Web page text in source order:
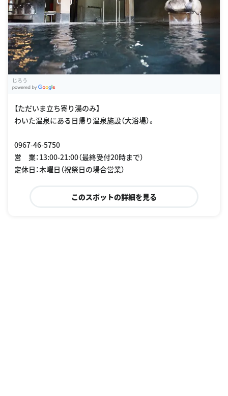
じろう
【ただいま立ち寄り湯のみ】
わいた温泉にある日帰り温泉施設（大浴場）。
0967-46-5750
営 業：13:00-21:00（最終受付20時まで）
定休日：木曜日（祝祭日の場合営業）
このスポットの詳細を見る